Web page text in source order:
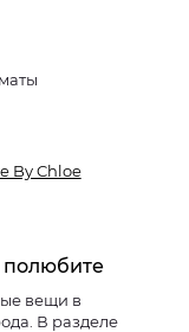
By Chloe
полюбите
вещи в
В разделе